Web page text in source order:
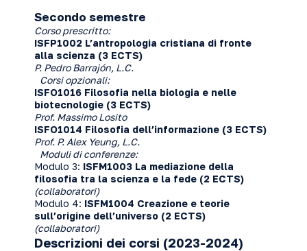
Secondo semestre
Corso prescritto:
ISFP1002 L’antropologia cristiana di fronte
alla scienza (3 ECTS)
P. Pedro Barrajón, L.C.
Corsi opzionali:
ISFO1016 Filosofia nella biologia e nelle
biotecnologie (3 ECTS)
Prof. Massimo Losito
ISFO1014 Filosofia dell’informazione (3 ECTS)
Prof. P. Alex Yeung, L.C.
Moduli di conferenze:
Modulo 3: ISFM1003 La mediazione della
filosofia tra la scienza e la fede (2 ECTS)
(collaboratori)
Modulo 4: ISFM1004 Creazione e teorie
sull’origine dell’universo (2 ECTS)
(collaboratori)
Descrizioni dei corsi (2023-2024)